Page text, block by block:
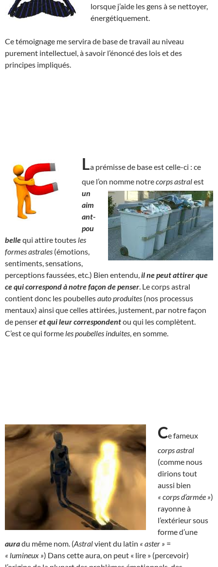
lorsque j’aide les gens à se nettoyer,
énergétiquement.
Ce témoignage me servira de base de travail au niveau
purement intellectuel, à savoir l’énoncé des lois et des
principes impliqués.
La prémisse de base est celle-ci : ce
que l’on nomme notrecorps astralest
un
aim
ant-
pou
bellequi attire toutes les
formes astrales (émotions,
sentiments, sensations,
perceptions faussées, etc.) Bien entendu, il ne peut attirer que
ce qui correspond à notre façon de penser . Le corps astral
contient donc les poubellesauto produites (nos processus
mentaux) ainsi que celles attirées, justement, par notre façon
de penseret quileur correspondentou qui les complètent.
C’est ce qui forme les poubelles induites , en somme.
Ce fameux
corps astral
(comme nous
dirions tout
aussi bien
« corps d’armée »)
rayonne à
l’extérieur sous
forme d’une
auradu même nom. (Astralvient du latin « aster » =
« lumineux ») Dans cette aura, on peut « lire » (percevoir)